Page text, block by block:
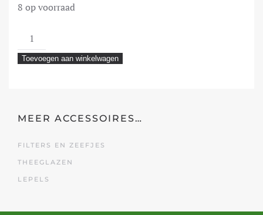
8 op voorraad
Offical
Taste
Tester
Toevoegen aan winkelwagen
MEER ACCESSOIRES…
FILTERS EN ZEEFJES
THEEGLAZEN
LEPELS